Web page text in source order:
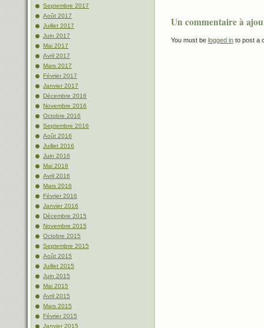
Septembre 2017
Août 2017
Juillet 2017
Juin 2017
Mai 2017
Avril 2017
Mars 2017
Février 2017
Janvier 2017
Décembre 2016
Novembre 2016
Octobre 2016
Septembre 2016
Août 2016
Juillet 2016
Juin 2016
Mai 2016
Avril 2016
Mars 2016
Février 2016
Janvier 2016
Décembre 2015
Novembre 2015
Octobre 2015
Septembre 2015
Août 2015
Juillet 2015
Juin 2015
Mai 2015
Avril 2015
Mars 2015
Février 2015
Janvier 2015
Un commentaire à
You must be logged in to post a